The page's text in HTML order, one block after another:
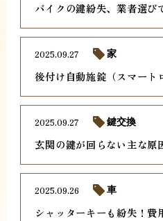
バイクの鍵紛失、業者選び
後付け自動施錠（スマート
2025.09.27 家
玄関の鍵が回らない主な原
2025.09.27 鍵交換
シャッターキーも紛失！費
2025.09.26 車